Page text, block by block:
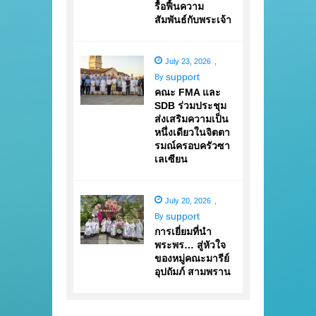
รื้อฟื้นความ
สัมพันธ์กับพระเจ้า
July 23, 2026
By support
คณะ FMA และ
SDB ร่วมประชุม
ส่งเสริมความเป็น
หนึ่งเดียวในจิตตา
รมณ์ครอบครัวซา
เลเซียน
July 20, 2026
By support
การเยี่ยมที่นำ
พระพร… สู่หัวใจ
ของหมู่คณะมารีย์
อุปถัมภ์ สามพราน